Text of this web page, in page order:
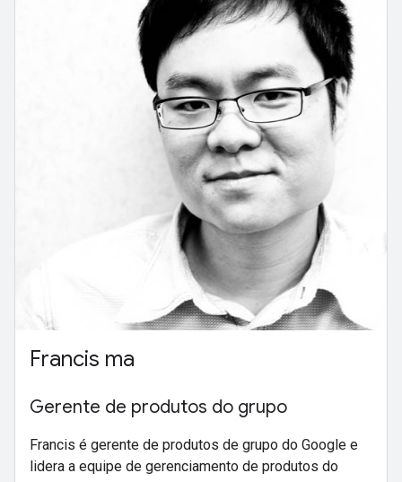
Francis ma
Gerente de produtos do grupo
Francis é gerente de produtos de grupo do Google e
lidera a equipe de gerenciamento de produtos do